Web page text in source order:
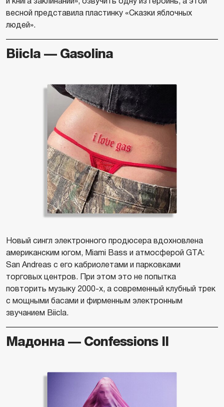
весной представила пластинку «Сказки яблочных
людей».
Biicla — Gasolina
Новый сингл электронного продюсера вдохновлена
американским югом, Miami Bass и атмосферой GTA:
San Andreas с его кабриолетами и парковками
торговых центров. При этом это не попытка
повторить музыку 2000-х, а современный клубный трек
с мощными басами и фирменным электронным
звучанием Biicla.
Мадонна — Confessions II